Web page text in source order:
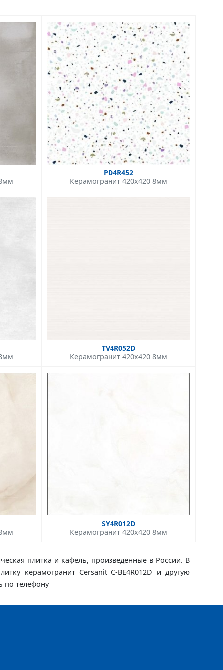
PD4R452
Керамогранит 420x420 8мм
TV4R052D
Керамогранит 420x420 8мм
SY4R012D
Керамогранит 420x420 8мм
плитка и кафель, произведенные в России. В
керамогранит Cersanit C-BE4R012D и другую
по телефону